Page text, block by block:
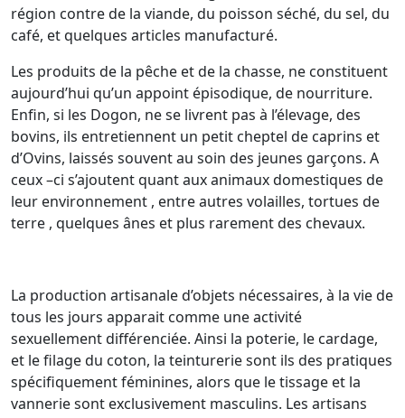
région contre de la viande, du poisson séché, du sel, du
café, et quelques articles manufacturé.
Les produits de la pêche et de la chasse, ne constituent
aujourd’hui qu’un appoint épisodique, de nourriture.
Enfin, si les Dogon, ne se livrent pas à l’élevage, des
bovins, ils entretiennent un petit cheptel de caprins et
d’Ovins, laissés souvent au soin des jeunes garçons. A
ceux –ci s’ajoutent quant aux animaux domestiques de
leur environnement , entre autres volailles, tortues de
terre , quelques ânes et plus rarement des chevaux.
La production artisanale d’objets nécessaires, à la vie de
tous les jours apparait comme une activité
sexuellement différenciée. Ainsi la poterie, le cardage,
et le filage du coton, la teinturerie sont ils des pratiques
spécifiquement féminines, alors que le tissage et la
vannerie sont exclusivement masculins. Les artisans